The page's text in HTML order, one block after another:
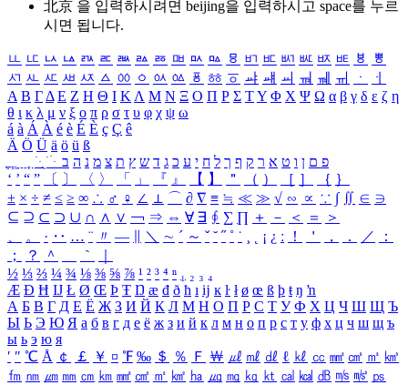
北京 을 입력하시려면 beijing을 입력하시고 space를 누르
시면 됩니다.
ㅥ ㅦ ㅧ ㅨ ㅩ ㅪ ㅫ ㅬ ㅭ ㅮ ㅯ ㅰ ㅱ ㅲ ㅳ ㅴ ㅵ ㅶ ㅷ ㅸ
ㅹ
ㅺ ㅻ ㅼ ㅽ ㅾ ㅿ ㆀ ㆁ ㆂ ㆃ ㆄ ㆅ ㆆ ㆇ ㆈ ㆉ ㆊ ㆋ ㆌ ㆍ
ㆎ
Α Β ΓΔ Ε Ζ Η Θ Ι ΚΛ Μ Ν Ξ Ο Π Ρ Σ ΤΥ Φ Χ Ψ Ω α β γ δ ε ζ η
θ ι κ λ μ ν ξ ο π ρ σ τ υ φ χ ψ ω
á à Á À é è É È ç Ç ê
Ä Ö Ü ä ö ü ß
ִֶֹ ֻּ ׁׂ פ ם ן ו ט א ר ק ף ך ל ח י ע כ ג ד ש ץ ת צ מ נ ה ב
‘ ’ “ ” 〔 〕 〈 〉 「 」 『 』 【 】 ＂ （ ） ［ ］ ｛ ｝
± × ÷ ≠ ≤ ≥ ∞ ∴ ♂ ♀ ∠ ⊥ ⌒ ∂ ∇ ≡ ≒ ≪ ≫ √ ∽ ∝ ∵ ∫ ∬ ∈ ∋
⊆ ⊇ ⊂ ⊃ ∪ ∩ ∧ ∨ ￢ ⇒ ⇔ ∀ ∃ ∮ ∑ ∏ ＋ － ＜ ＝
＞
、
。 · ‥ … ¨ 〃 ― ＼ ∼ ´ ～ ˇ ˘ ˝ ˚ ˙ ¸ ¡ ¿ ː ！ ＇ ， ． ／
：
；
？ ＾ ｀
½ ⅓ ⅔ ¼ ¾ ⅛ ⅜ ⅝ ⅞ ¹ ² ³ ⁴ ⁿ ₁ ₂ ₃ ₄
Æ Ð Ħ Ĳ Ł Ø Œ Þ Ŧ Ŋ æ đ ð ħ ı ĳ ĸ ŀ ł ø œ ß þ ŧ ŋ ŉ
А Б В Г Д Е Ё Ж З И Й К Л М Н О П Р С Т У Ф Х Ц Ч Ш Щ Ъ
Ы Ь Э Ю Я а б в г д е ё ж з и й к л м н о п р с т у ф х ц ч ш щ ъ
ы ь э ю я
′ ″ ℃ Å ￠ ￡ ￥ ¤ ℉ ‰ ＄ ％ Ｆ ￦ ㎕ ㎖ ㎗ ℓ ㎘ ㏄ ㎣ ㎤ ㎥ ㎦
㎙ ㎚ ㎛ ㎜ ㎝ ㎞ ㎟ ㎠ ㎡ ㎢ ㏊ ㎍ ㎎ ㎏ ㏏ ㎈ ㎉ ㏈ ㎧ ㎨ ㎰